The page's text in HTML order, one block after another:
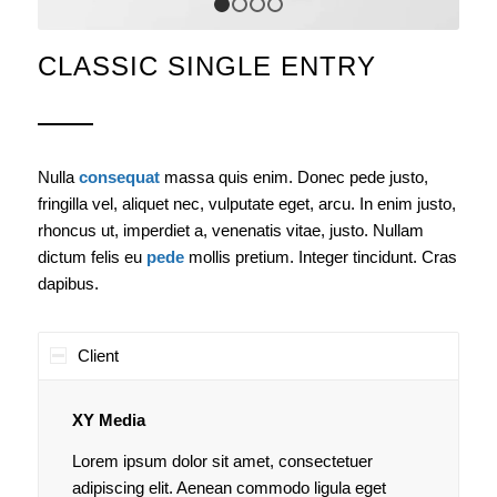
CLASSIC SINGLE ENTRY
Nulla consequatmassa quis enim. Donec pede justo,
fringilla vel, aliquet nec, vulputate eget, arcu. In enim justo,
rhoncus ut, imperdiet a, venenatis vitae, justo. Nullam
dictum felis eu pedemollis pretium. Integer tincidunt. Cras
dapibus.
Client
XY Media
Lorem ipsum dolor sit amet, consectetuer
adipiscing elit. Aenean commodo ligula eget